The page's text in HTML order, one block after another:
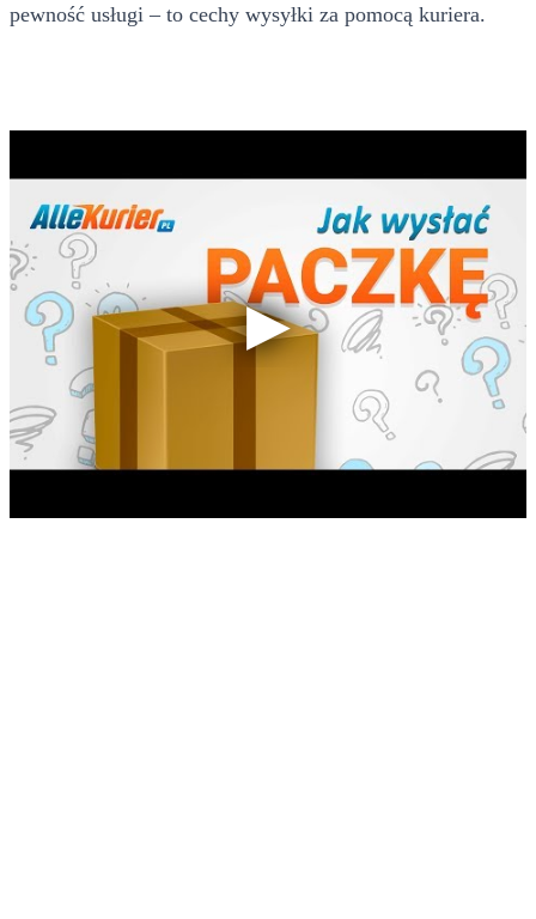
pewność usługi – to cechy wysyłki za pomocą kuriera.